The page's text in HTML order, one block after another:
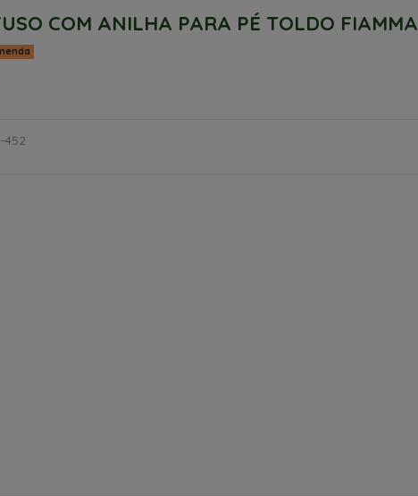
COM ANILHA PARA PÉ TOLDO FIAMMA
452